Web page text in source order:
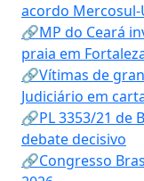
acordo Mercosul-
🔗MP do Ceará
praia em
🔗Vítimas de
Judiciário em
🔗PL 3353/21 de
debate decisivo
🔗Congresso